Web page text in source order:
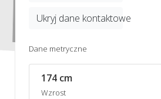
Ukryj dane kontaktowe
Dane metryczne
174 cm
Wzrost